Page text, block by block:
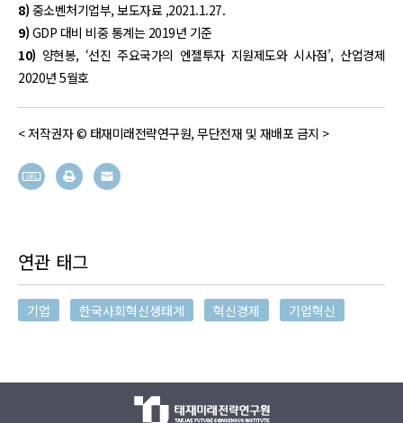
8) 중소벤처기업부, 보도자료 ,2021.1.27.
9) GDP 대비 비중 통계는 2019년 기준
10) 양현봉, ‘선진 주요국가의 엔젤투자 지원제도와 시사점’, 산업경제
2020년 5월호
< 저작권자 © 태재미래전략연구원, 무단전재 및 재배포 금지 >
연관 태그
기업 한국사회혁신생태계 혁신경제 기업혁신